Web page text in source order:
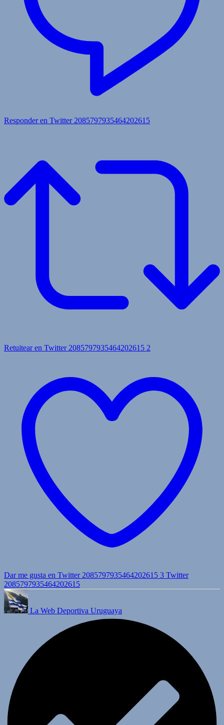
Responder en Twitter 2085797935464202615
Retuitear en Twitter 2085797935464202615 2
Dar me gusta en Twitter 2085797935464202615 3 Twitter
2085797935464202615
La Web Deportiva Uruguaya